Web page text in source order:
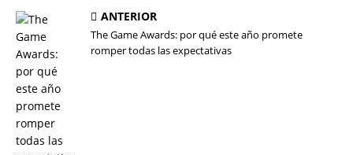
ANTERIOR
The Game Awards: por qué este año promete
romper todas las expectativas